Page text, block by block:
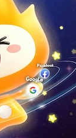
反对 [0]
持[0] 反对[0]